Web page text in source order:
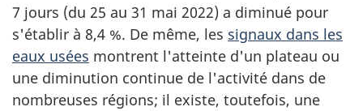
7 jours (du 25 au 31 mai 2022) a diminué pour
s'établir à 8,4 %. De même, les signaux dans les
eaux usées montrent l'atteinte d'un plateau ou
une diminution continue de l'activité dans de
nombreuses régions; il existe, toutefois, une